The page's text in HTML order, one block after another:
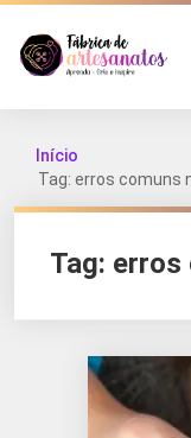
Início
Tag: erros comuns
Tag: erros